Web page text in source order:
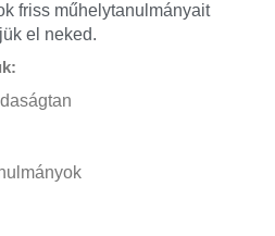
friss műhelytanulmányait
el neked.